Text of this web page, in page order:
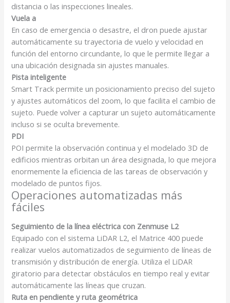
distancia o las inspecciones lineales.
Vuela a
En caso de emergencia o desastre, el dron puede ajustar
automáticamente su trayectoria de vuelo y velocidad en
función del entorno circundante, lo que le permite llegar a
una ubicación designada sin ajustes manuales.
Pista inteligente
Smart Track permite un posicionamiento preciso del sujeto
y ajustes automáticos del zoom, lo que facilita el cambio de
sujeto. Puede volver a capturar un sujeto automáticamente
incluso si se oculta brevemente.
PDI
POI permite la observación continua y el modelado 3D de
edificios mientras orbitan un área designada, lo que mejora
enormemente la eficiencia de las tareas de observación y
modelado de puntos fijos.
Operaciones automatizadas más
fáciles
Seguimiento de la línea eléctrica con Zenmuse L2
Equipado con el sistema LiDAR L2, el Matrice 400 puede
realizar vuelos automatizados de seguimiento de líneas de
transmisión y distribución de energía. Utiliza el LiDAR
giratorio para detectar obstáculos en tiempo real y evitar
automáticamente las líneas que cruzan.
Ruta en pendiente y ruta geométrica